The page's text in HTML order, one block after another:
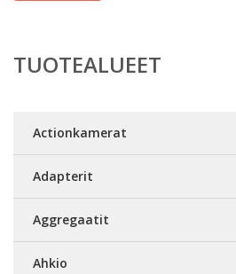
TUOTEALUEET
Actionkamerat
Adapterit
Aggregaatit
Ahkio